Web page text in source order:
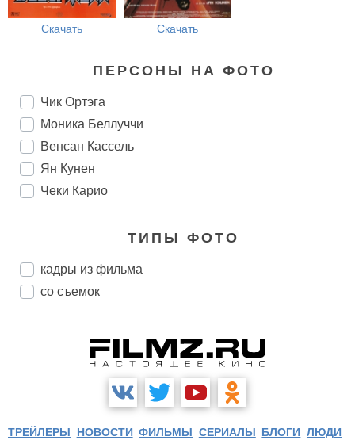
Скачать Скачать
ПЕРСОНЫ НА ФОТО
Чик Ортэга
Моника Беллуччи
Венсан Кассель
Ян Кунен
Чеки Карио
ТИПЫ ФОТО
кадры из фильма
со съемок
ТРЕЙЛЕРЫ НОВОСТИ ФИЛЬМЫ СЕРИАЛЫ БЛОГИ ЛЮДИ